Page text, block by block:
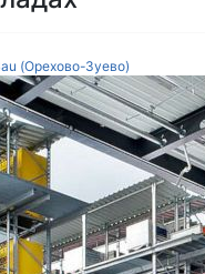
(Орехово-Зуево)